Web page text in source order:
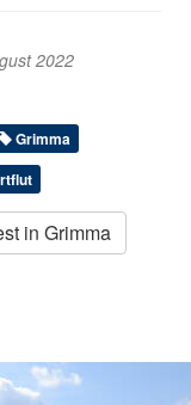
2022
Grimma
in Grimma